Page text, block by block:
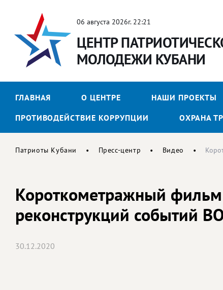
06 августа 2026г. 22:21
ЦЕНТР
МОЛОДЕЖИ КУБАНИ
ГЛАВНАЯ О ЦЕНТРЕ НАШИ ПРОЕКТЫ
ПРОТИВОДЕЙСТВИЕ КОРРУПЦИИ
ОХРАНА
Патриоты Кубани Пресс-центр Видео
Короткометражный фильм
реконструкций событий
30.12.2020